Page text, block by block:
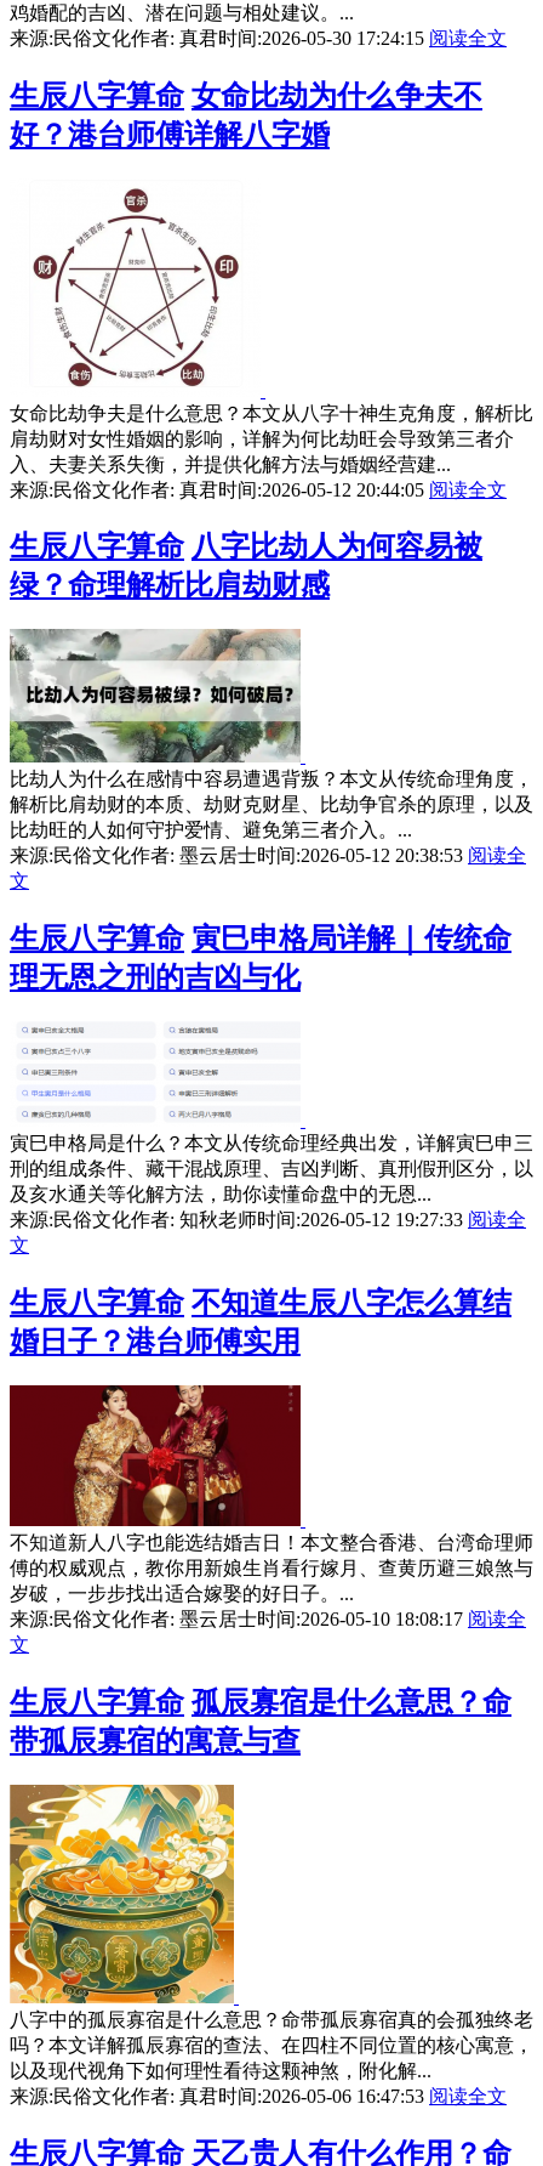
鸡婚配的吉凶、潜在问题与相处建议。...
来源:民俗文化作者: 真君时间:2026-05-30 17:24:15 阅读全文
生辰八字算命 女命比劫为什么争夫不
好？港台师傅详解八字婚
女命比劫争夫是什么意思？本文从八字十神生克角度，解析比
肩劫财对女性婚姻的影响，详解为何比劫旺会导致第三者介
入、夫妻关系失衡，并提供化解方法与婚姻经营建...
来源:民俗文化作者: 真君时间:2026-05-12 20:44:05 阅读全文
生辰八字算命 八字比劫人为何容易被
绿？命理解析比肩劫财感
比劫人为什么在感情中容易遭遇背叛？本文从传统命理角度，
解析比肩劫财的本质、劫财克财星、比劫争官杀的原理，以及
比劫旺的人如何守护爱情、避免第三者介入。...
来源:民俗文化作者: 墨云居士时间:2026-05-12 20:38:53 阅读全
文
生辰八字算命 寅巳申格局详解｜传统命
理无恩之刑的吉凶与化
寅巳申格局是什么？本文从传统命理经典出发，详解寅巳申三
刑的组成条件、藏干混战原理、吉凶判断、真刑假刑区分，以
及亥水通关等化解方法，助你读懂命盘中的无恩...
来源:民俗文化作者: 知秋老师时间:2026-05-12 19:27:33 阅读全
文
生辰八字算命 不知道生辰八字怎么算结
婚日子？港台师傅实用
不知道新人八字也能选结婚吉日！本文整合香港、台湾命理师
傅的权威观点，教你用新娘生肖看行嫁月、查黄历避三娘煞与
岁破，一步步找出适合嫁娶的好日子。...
来源:民俗文化作者: 墨云居士时间:2026-05-10 18:08:17 阅读全
文
生辰八字算命 孤辰寡宿是什么意思？命
带孤辰寡宿的寓意与查
八字中的孤辰寡宿是什么意思？命带孤辰寡宿真的会孤独终老
吗？本文详解孤辰寡宿的查法、在四柱不同位置的核心寓意，
以及现代视角下如何理性看待这颗神煞，附化解...
来源:民俗文化作者: 真君时间:2026-05-06 16:47:53 阅读全文
生辰八字算命 天乙贵人有什么作用？命